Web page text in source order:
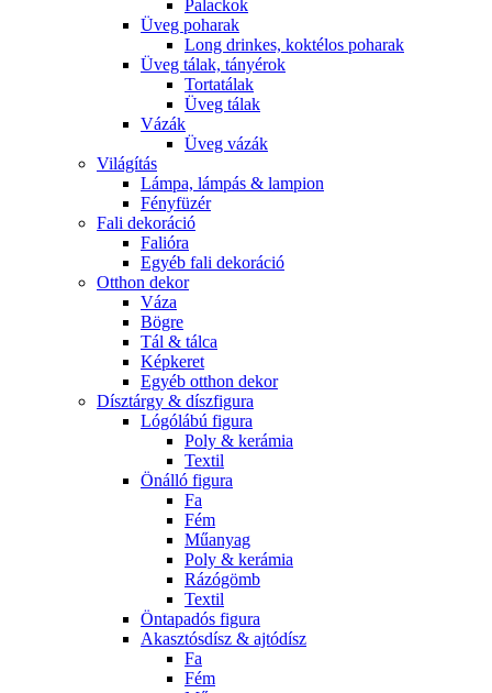
Palackok
Üveg poharak
Long drinkes, koktélos poharak
Üveg tálak, tányérok
Tortatálak
Üveg tálak
Vázák
Üveg vázák
Világítás
Lámpa, lámpás & lampion
Fényfüzér
Fali dekoráció
Falióra
Egyéb fali dekoráció
Otthon dekor
Váza
Bögre
Tál & tálca
Képkeret
Egyéb otthon dekor
Dísztárgy & díszfigura
Lógólábú figura
Poly & kerámia
Textil
Önálló figura
Fa
Fém
Műanyag
Poly & kerámia
Rázógömb
Textil
Öntapadós figura
Akasztósdísz & ajtódísz
Fa
Fém